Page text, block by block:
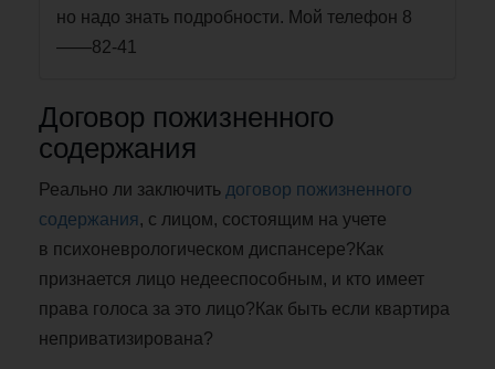
но надо знать подробности. Мой телефон 8
——82-41
Договор пожизненного
содержания
Реально ли заключить договор пожизненного
содержания , с лицом, состоящим на учете
в психоневрологическом диспансере?Как
признается лицо недееспособным, и кто имеет
права голоса за это лицо?Как быть если квартира
неприватизирована?